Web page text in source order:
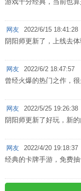
游戏十分经典，当前也
网友 2022/6/15 18:41:28
阴阳师更新了，上线去体
网友 2022/6/2 18:47:57
曾经火爆的热门之作，
网友 2022/5/25 19:26:38
阴阳师更新了好玩，新的
网友 2022/4/20 19:18:37
经典的卡牌手游，免费抽